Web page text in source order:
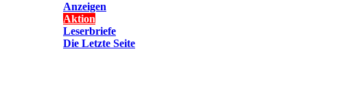
Anzeigen
Aktion
Leserbriefe
Die Letzte Seite